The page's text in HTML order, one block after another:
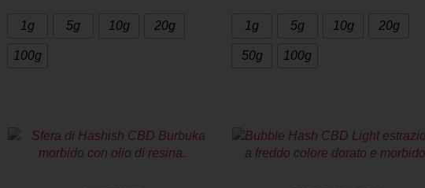
1g 5g 10g 20g
100g
1g 5g 10g 20g
50g 100g